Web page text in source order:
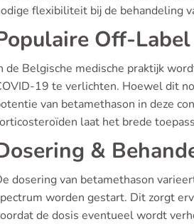
flexibiliteit bij de behandeling
Off-
de Belgische medische praktijk
19 te verlichten. Hoewel dit
van betamethason in deze
laat het brede
&
dosering van betamethason
worden gestart. Dit zorgt
de dosis eventueel wordt